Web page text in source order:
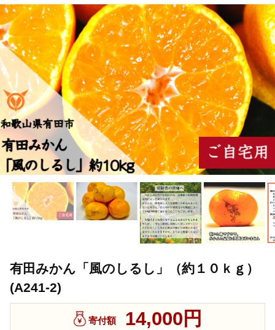
TOP フルーツ みかん・かんきつ類 有田みかん「風のしる
有田みかん「風のしるし」（約１０ｋｇ）
(A241-2)
寄付額 14,000円